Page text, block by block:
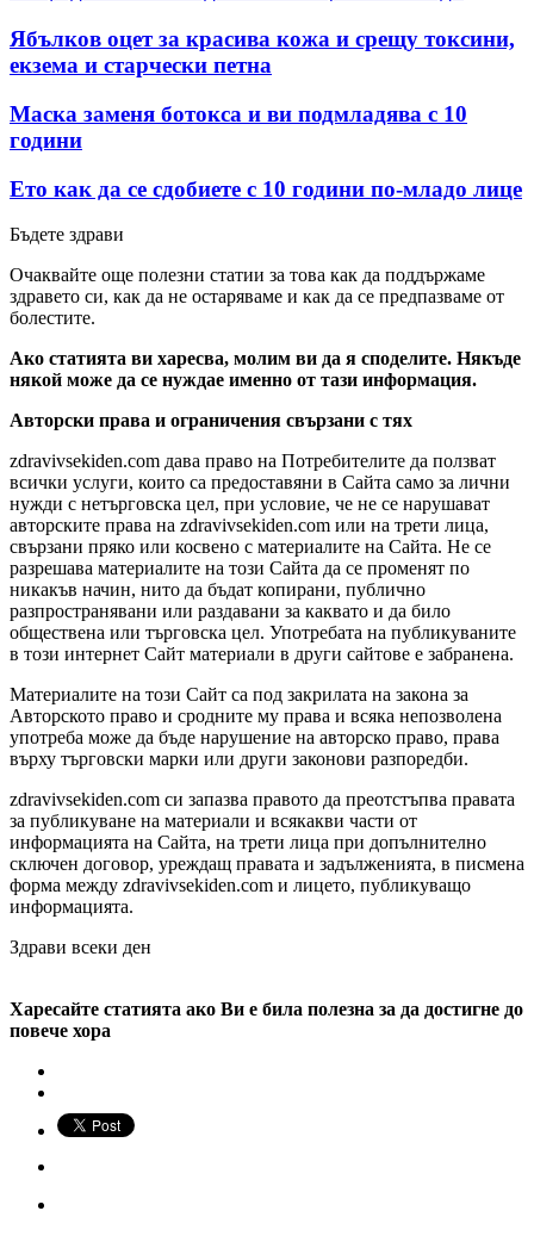
Ябълков оцет за красива кожа и срещу токсини,
екзема и старчески петна
Маска заменя ботокса и ви подмладява с 10
години
Ето как да се сдобиете с 10 години по-младо лице
Бъдете здрави
Очаквайте още полезни статии за това как да поддържаме
здравето си, как да не остаряваме и как да се предпазваме от
болестите.
Ако статията ви харесва, молим ви да я споделите. Някъде
някой може да се нуждае именно от тази информация.
Авторски права и ограничения свързани с тях
zdravivsekiden.com дава право на Потребителите да ползват
всички услуги, които са предоставяни в Сайта само за лични
нужди с нетърговска цел, при условие, че не се нарушават
авторските права на zdravivsekiden.com или на трети лица,
свързани пряко или косвено с материалите на Сайта. Не се
разрешава материалите на този Сайта да се променят по
никакъв начин, нито да бъдат копирани, публично
разпространявани или раздавани за каквато и да било
обществена или търговска цел. Употребата на публикуваните
в този интернет Сайт материали в други сайтове е забранена.
Материалите на този Сайт са под закрилата на закона за
Авторското право и сродните му права и всяка непозволена
употреба може да бъде нарушение на авторско право, права
върху търговски марки или други законови разпоредби.
zdravivsekiden.com си запазва правото да преотстъпва правата
за публикуване на материали и всякакви части от
информацията на Сайта, на трети лица при допълнително
сключен договор, уреждащ правата и задълженията, в писмена
форма между zdravivsekiden.com и лицето, публикуващо
информацията.
Здрави всеки ден
Харесайте статията ако Ви е била полезна за да достигне до
повече хора